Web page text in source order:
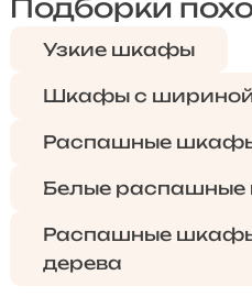
Подборки
Узкие шкафы
Шкафы с
Распашные
Белые
Распашные шкафы
дерева